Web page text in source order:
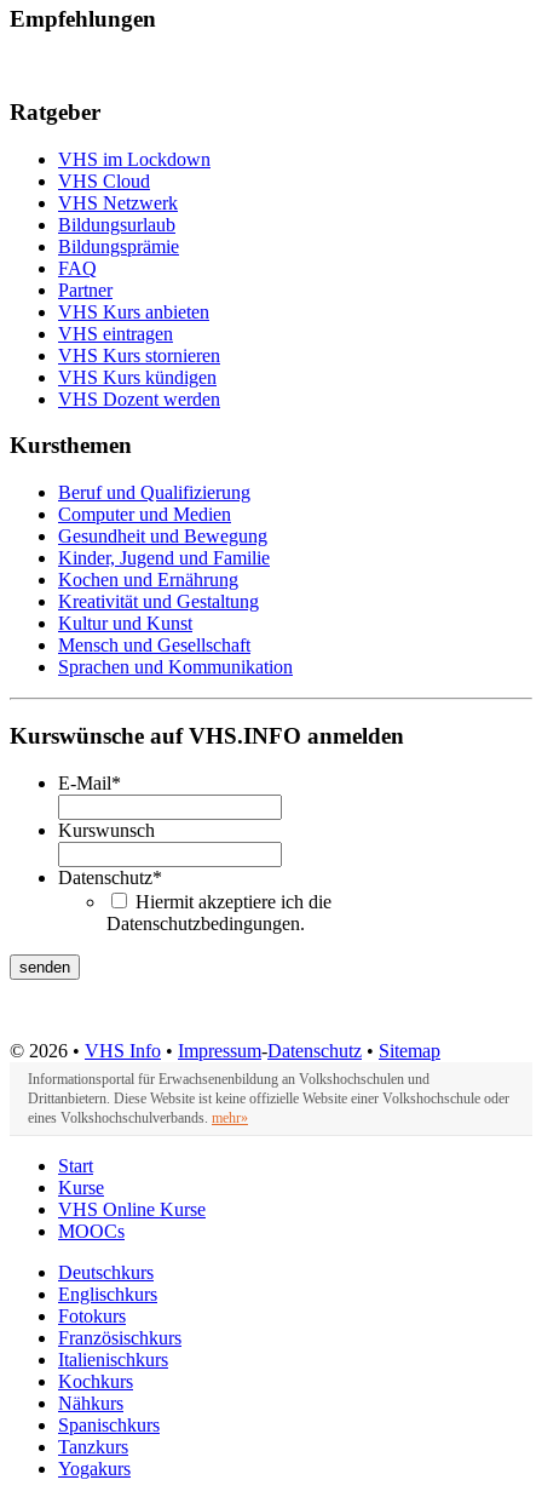
Empfehlungen
Ratgeber
VHS im Lockdown
VHS Cloud
VHS Netzwerk
Bildungsurlaub
Bildungsprämie
FAQ
Partner
VHS Kurs anbieten
VHS eintragen
VHS Kurs stornieren
VHS Kurs kündigen
VHS Dozent werden
Kursthemen
Beruf und Qualifizierung
Computer und Medien
Gesundheit und Bewegung
Kinder, Jugend und Familie
Kochen und Ernährung
Kreativität und Gestaltung
Kultur und Kunst
Mensch und Gesellschaft
Sprachen und Kommunikation
Kurswünsche auf VHS.INFO anmelden
E-Mail*
Kurswunsch
Datenschutz*
Hiermit akzeptiere ich die
Datenschutzbedingungen.
© 2026 • VHS Info • Impressum-Datenschutz • Sitemap
Informationsportal für Erwachsenenbildung an Volkshochschulen und
Drittanbietern. Diese Website ist keine offizielle Website einer Volkshochschule oder
eines Volkshochschulverbands. mehr»
Start
Kurse
VHS Online Kurse
MOOCs
Deutschkurs
Englischkurs
Fotokurs
Französischkurs
Italienischkurs
Kochkurs
Nähkurs
Spanischkurs
Tanzkurs
Yogakurs